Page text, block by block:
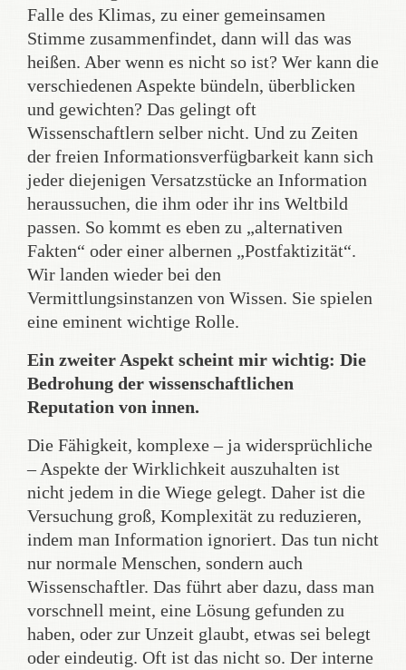
Falle des Klimas, zu einer gemeinsamen
Stimme zusammenfindet, dann will das was
heißen. Aber wenn es nicht so ist? Wer kann die
verschiedenen Aspekte bündeln, überblicken
und gewichten? Das gelingt oft
Wissenschaftlern selber nicht. Und zu Zeiten
der freien Informationsverfügbarkeit kann sich
jeder diejenigen Versatzstücke an Information
heraussuchen, die ihm oder ihr ins Weltbild
passen. So kommt es eben zu „alternativen
Fakten“ oder einer albernen „Postfaktizität“.
Wir landen wieder bei den
Vermittlungsinstanzen von Wissen. Sie spielen
eine eminent wichtige Rolle.
Ein zweiter Aspekt scheint mir wichtig: Die
Bedrohung der wissenschaftlichen
Reputation von innen.
Die Fähigkeit, komplexe – ja widersprüchliche
– Aspekte der Wirklichkeit auszuhalten ist
nicht jedem in die Wiege gelegt. Daher ist die
Versuchung groß, Komplexität zu reduzieren,
indem man Information ignoriert. Das tun nicht
nur normale Menschen, sondern auch
Wissenschaftler. Das führt aber dazu, dass man
vorschnell meint, eine Lösung gefunden zu
haben, oder zur Unzeit glaubt, etwas sei belegt
oder eindeutig. Oft ist das nicht so. Der interne